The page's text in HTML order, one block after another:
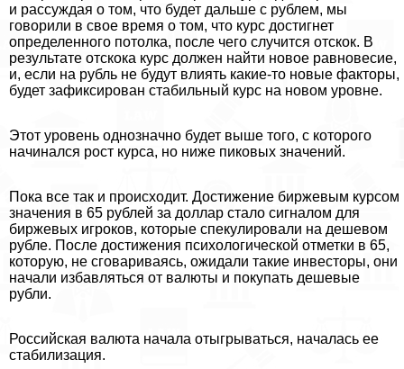
и рассуждая о том, что будет дальше с рублем, мы
говорили в свое время о том, что курс достигнет
определенного потолка, после чего случится отскок. В
результате отскока курс должен найти новое равновесие,
и, если на рубль не будут влиять какие-то новые факторы,
будет зафиксирован стабильный курс на новом уровне.
Этот уровень однозначно будет выше того, с которого
начинался рост курса, но ниже пиковых значений.
Пока все так и происходит. Достижение биржевым курсом
значения в 65 рублей за доллар стало сигналом для
биржевых игроков, которые спекулировали на дешевом
рубле. После достижения психологической отметки в 65,
которую, не сговариваясь, ожидали такие инвесторы, они
начали избавляться от валюты и покупать дешевые
рубли.
Российская валюта начала отыгрываться, началась ее
стабилизация.